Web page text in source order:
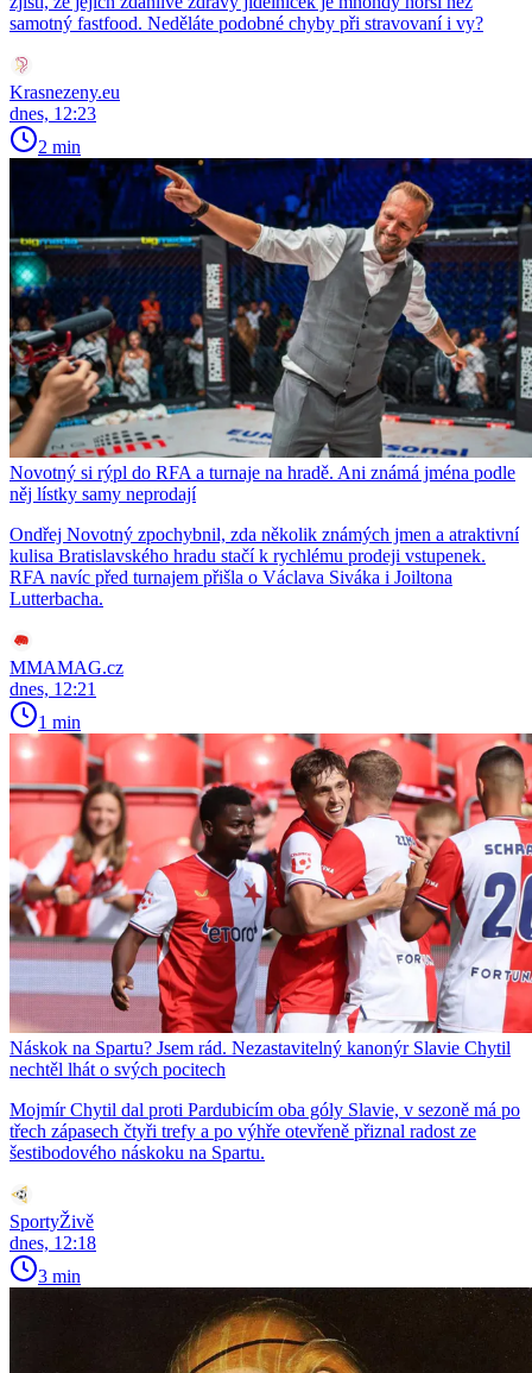
samotný fastfood. Neděláte podobné chyby při stravovaní i vy?
Krasnezeny.eu
dnes, 12:23
2 min
Novotný si rýpl do RFA a turnaje na hradě. Ani známá jména podle
něj lístky samy neprodají
Ondřej Novotný zpochybnil, zda několik známých jmen a atraktivní
kulisa Bratislavského hradu stačí k rychlému prodeji vstupenek.
RFA navíc před turnajem přišla o Václava Siváka i Joiltona
Lutterbacha.
MMAMAG.cz
dnes, 12:21
1 min
Náskok na Spartu? Jsem rád. Nezastavitelný kanonýr Slavie Chytil
nechtěl lhát o svých pocitech
Mojmír Chytil dal proti Pardubicím oba góly Slavie, v sezoně má po
třech zápasech čtyři trefy a po výhře otevřeně přiznal radost ze
šestibodového náskoku na Spartu.
SportyŽivě
dnes, 12:18
3 min